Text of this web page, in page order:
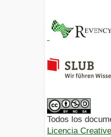
Todos los
Licencia